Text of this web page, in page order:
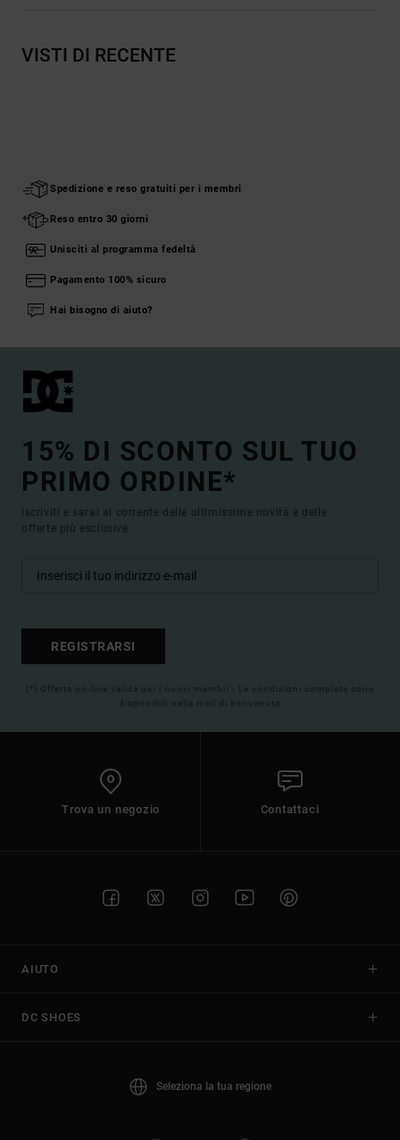
VISTI DI RECENTE
Spedizione e reso gratuiti per i membri
Reso entro 30 giorni
Unisciti al programma fedeltà
Pagamento 100% sicuro
Hai bisogno di aiuto?
15% DI SCONTO SUL TUO
PRIMO ORDINE*
Iscriviti e sarai al corrente delle ultimissime novità e delle
offerte più esclusive.
REGISTRARSI
(*) Offerta on-line valida per i nuovi membri - Le condizioni complete sono
disponibili nella mail di benvenuto
Trova un negozio Contattaci
AIUTO
DC SHOES
Seleziona la tua regione